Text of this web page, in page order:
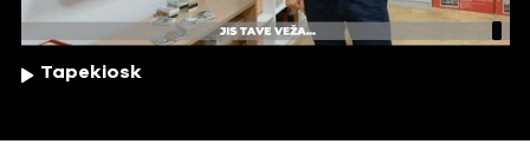
Tapekiosk